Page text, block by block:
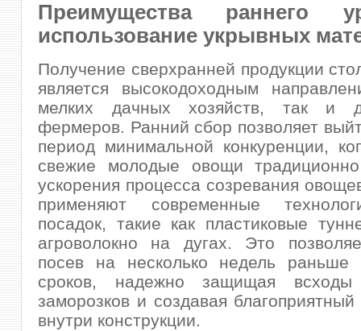
Преимущества раннего
использование укрывных
Получение сверхранней продукции
является высокодоходным
мелких дачных хозяйств, так и
фермеров. Ранний сбор позволяет
период минимальной конкуренции,
свежие молодые овощи
ускорения процесса созревания
применяют современные
посадок, такие как пластиковые
агроволокно на дугах. Это
посев на несколько недель раньше
сроков, надежно защищая
заморозков и создавая
внутри конструкции.